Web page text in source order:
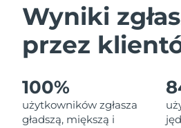
Wyniki
przez
100%
użytkowników zgłasza
gładszą, miększą i
Reunion
Rumunia
Rosja